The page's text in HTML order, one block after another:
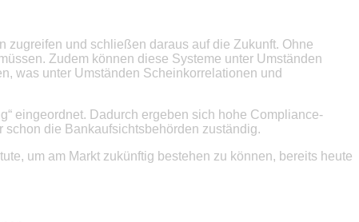
zugreifen und schließen daraus auf die Zukunft. Ohne
Zudem können diese Systeme unter Umständen
was unter Umständen Scheinkorrelationen und
eingeordnet. Dadurch ergeben sich hohe Compliance-
die Bankaufsichtsbehörden zuständig.
um am Markt zukünftig bestehen zu können, bereits heute